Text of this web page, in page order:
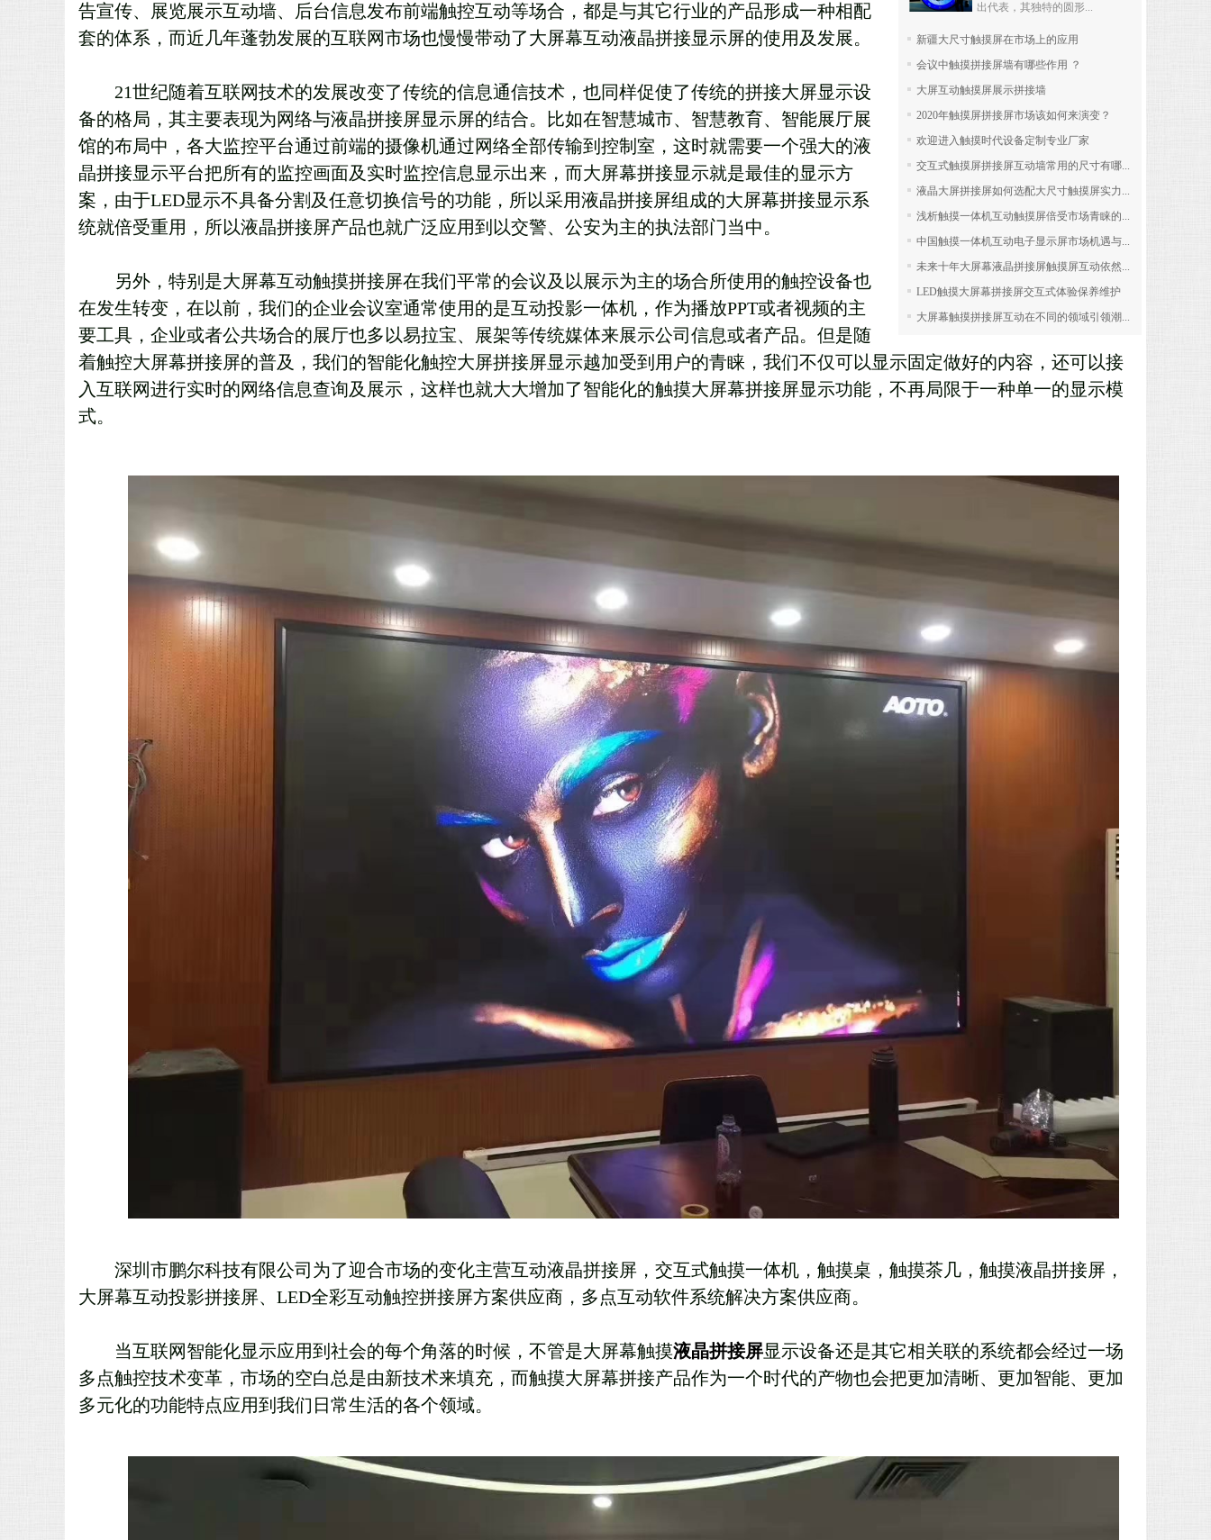
出代表，其独特的圆形...
新疆大尺寸触摸屏在市场上的应用
会议中触摸拼接屏墙有哪些作用 ？
大屏互动触摸屏展示拼接墙
2020年触摸屏拼接屏市场该如何来演变？
欢迎进入触摸时代设备定制专业厂家
交互式触摸屏拼接屏互动墙常用的尺寸有哪...
液晶大屏拼接屏如何选配大尺寸触摸屏实力...
浅析触摸一体机互动触摸屏倍受市场青睐的...
中国触摸一体机互动电子显示屏市场机遇与...
未来十年大屏幕液晶拼接屏触摸屏互动依然...
LED触摸大屏幕拼接屏交互式体验保养维护
大屏幕触摸拼接屏互动在不同的领域引领潮...
告宣传、展览展示互动墙、后台信息发布前端触控互动等场合，都是与其它行业的产品形成一种相配
套的体系，而近几年蓬勃发展的互联网市场也慢慢带动了大屏幕互动液晶拼接显示屏的使用及发展。
21世纪随着互联网技术的发展改变了传统的信息通信技术，也同样促使了传统的拼接大屏显示设
备的格局，其主要表现为网络与液晶拼接屏显示屏的结合。比如在智慧城市、智慧教育、智能展厅展
馆的布局中，各大监控平台通过前端的摄像机通过网络全部传输到控制室，这时就需要一个强大的液
晶拼接显示平台把所有的监控画面及实时监控信息显示出来，而大屏幕拼接显示就是最佳的显示方
案，由于LED显示不具备分割及任意切换信号的功能，所以采用液晶拼接屏组成的大屏幕拼接显示系
统就倍受重用，所以液晶拼接屏产品也就广泛应用到以交警、公安为主的执法部门当中。
另外，特别是大屏幕互动触摸拼接屏在我们平常的会议及以展示为主的场合所使用的触控设备也
在发生转变，在以前，我们的企业会议室通常使用的是互动投影一体机，作为播放PPT或者视频的主
要工具，企业或者公共场合的展厅也多以易拉宝、展架等传统媒体来展示公司信息或者产品。但是随
着触控大屏幕拼接屏的普及，我们的智能化触控大屏拼接屏显示越加受到用户的青睐，我们不仅可以显示固定做好的内容，还可以接
入互联网进行实时的网络信息查询及展示，这样也就大大增加了智能化的触摸大屏幕拼接屏显示功能，不再局限于一种单一的显示模
式。
深圳市鹏尔科技有限公司为了迎合市场的变化主营互动液晶拼接屏，交互式触摸一体机，触摸桌，触摸茶几，触摸液晶拼接屏，
大屏幕互动投影拼接屏、 LED全彩互动触控拼接屏方案供应商，多点互动软件系统解决方案供应商。
当互联网智能化显示应用到社会的每个角落的时候，不管是大屏幕触摸液晶拼接屏显示设备还是其它相关联的系统都会经过一场
多点触控技术变革，市场的空白总是由新技术来填充，而触摸大屏幕拼接产品作为一个时代的产物也会把更加清晰、更加智能、更加
多元化的功能特点应用到我们日常生活的各个领域。